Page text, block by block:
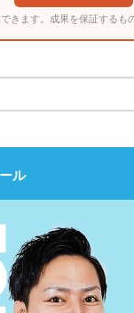
きます。成果を保証するも
ル